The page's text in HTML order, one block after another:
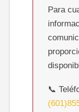
Para
📞